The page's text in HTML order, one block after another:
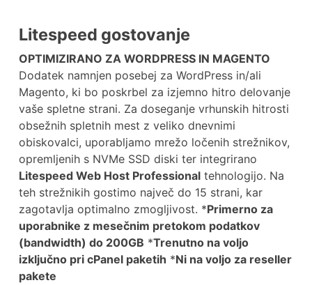
Litespeed gostovanje
OPTIMIZIRANO ZA WORDPRESS IN MAGENTO
Dodatek namnjen posebej za WordPress in/ali
Magento, ki bo poskrbel za izjemno hitro delovanje
vaše spletne strani. Za doseganje vrhunskih hitrosti
obsežnih spletnih mest z veliko dnevnimi
obiskovalci, uporabljamo mrežo ločenih strežnikov,
opremljenih s NVMe SSD diski ter integrirano
Litespeed Web Host Professional tehnologijo. Na
teh strežnikih gostimo največ do 15 strani, kar
zagotavlja optimalno zmogljivost. *Primerno za
uporabnike z mesečnim pretokom podatkov
(bandwidth) do 200GB *Trenutno na voljo
izključno pri cPanel paketih *Ni na voljo za reseller
pakete